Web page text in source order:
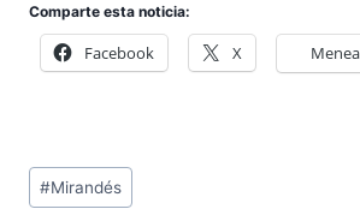
Comparte esta noticia:
Facebook X
Etiquetas
#Mirandés